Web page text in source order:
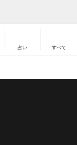
占い すべて